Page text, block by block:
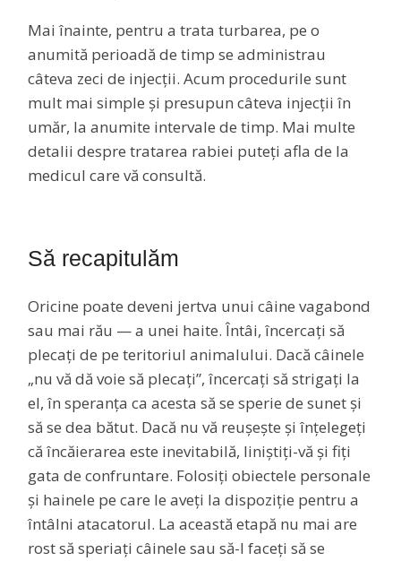
Mai înainte, pentru a trata turbarea, pe o
anumită perioadă de timp se administrau
câteva zeci de injecții. Acum procedurile sunt
mult mai simple și presupun câteva injecții în
umăr, la anumite intervale de timp. Mai multe
detalii despre tratarea rabiei puteți afla de la
medicul care vă consultă.
Să recapitulăm
Oricine poate deveni jertva unui câine vagabond
sau mai rău — a unei haite. Întâi, încercați să
plecați de pe teritoriul animalului. Dacă câinele
„nu vă dă voie să plecați”, încercați să strigați la
el, în speranța ca acesta să se sperie de sunet și
să se dea bătut. Dacă nu vă reușește și înțelegeți
că încăierarea este inevitabilă, liniștiți-vă și fiți
gata de confruntare. Folosiți obiectele personale
și hainele pe care le aveți la dispoziție pentru a
întâlni atacatorul. La această etapă nu mai are
rost să speriați câinele sau să-l faceți să se